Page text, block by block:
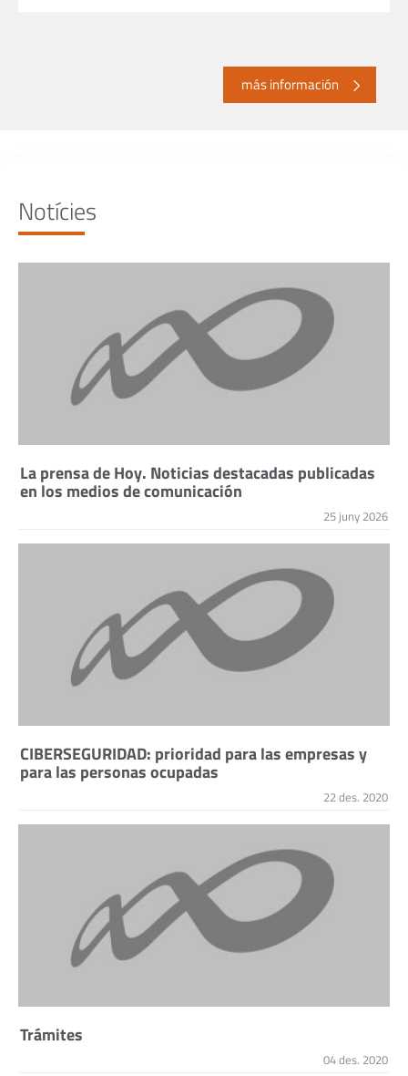
más información
Notícies
La prensa de Hoy. Noticias destacadas publicadas
en los medios de comunicación
25 juny 2026
CIBERSEGURIDAD: prioridad para las empresas y
para las personas ocupadas
22 des. 2020
Trámites
04 des. 2020